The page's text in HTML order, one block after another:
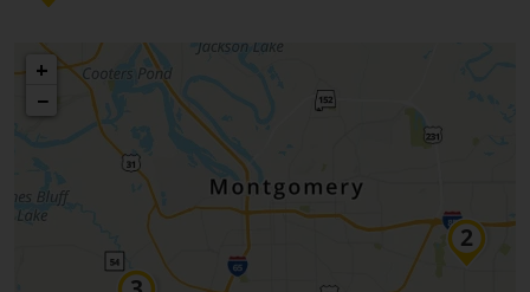
+
−